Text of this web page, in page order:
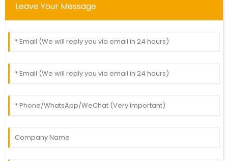
Leave Your Message